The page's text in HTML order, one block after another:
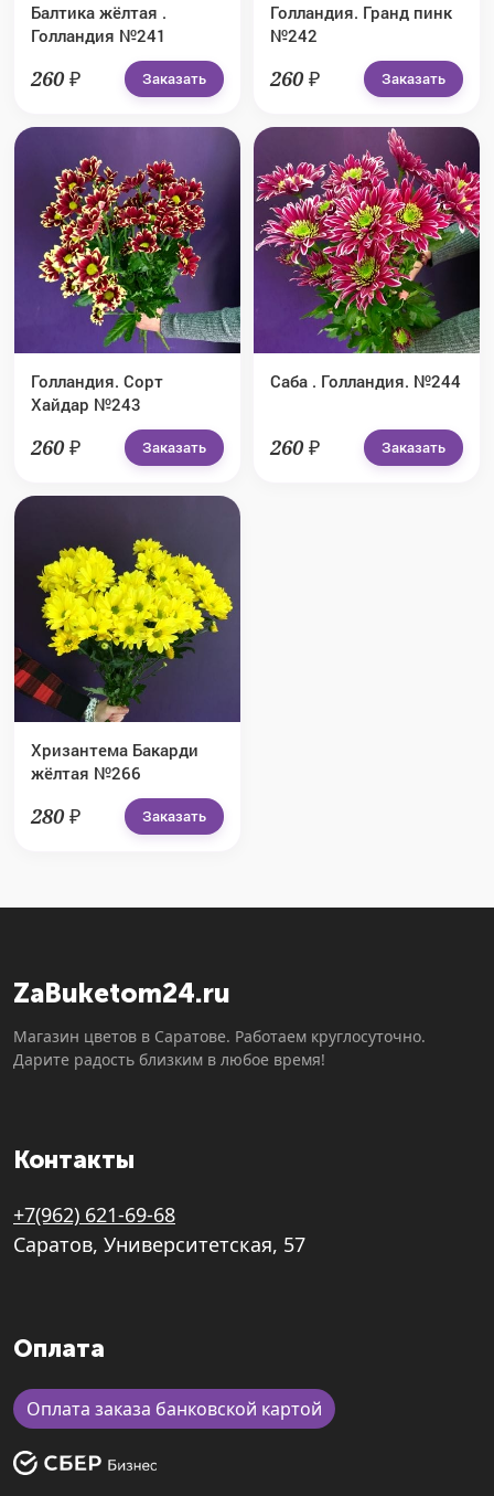
Балтика жёлтая .
Голландия №241
260 ₽ Заказать
Голландия. Гранд пинк
№242
260 ₽ Заказать
Голландия. Сорт
Хайдар №243
260 ₽ Заказать
Саба . Голландия. №244
260 ₽ Заказать
Хризантема Бакарди
жёлтая №266
280 ₽ Заказать
ZaBuketom24.ru
Магазин цветов в Саратове. Работаем круглосуточно.
Дарите радость близким в любое время!
Контакты
+7(962) 621-69-68
Саратов, Университетская, 57
Оплата
Оплата заказа банковской картой